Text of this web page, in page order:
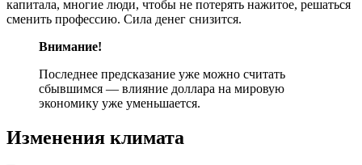
капитала, многие люди, чтобы не потерять нажитое, решаться
сменить профессию. Сила денег снизится.
Внимание!
Последнее предсказание уже можно считать
сбывшимся — влияние доллара на мировую
экономику уже уменьшается.
Изменения климата